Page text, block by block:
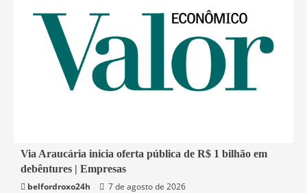
1 min read
Economia
Via Araucária inicia oferta pública de R$ 1 bilhão em
debêntures | Empresas
belfordroxo24h
7 de agosto de 2026